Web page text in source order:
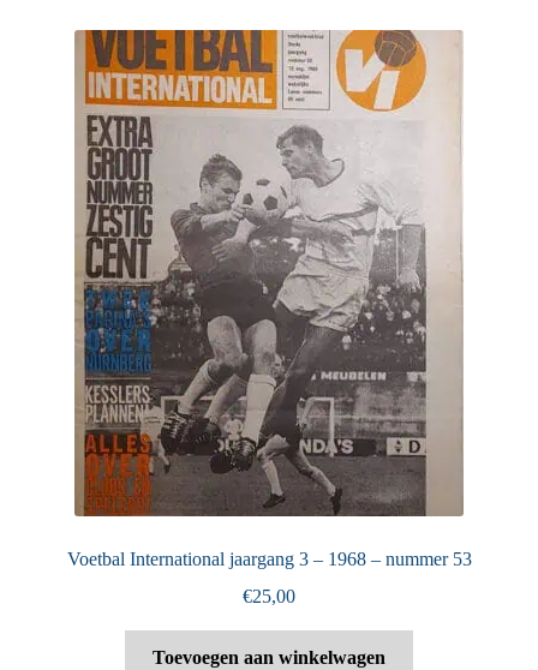
Voetbal International jaargang 3 – 1968 – nummer 53
€25,00
Toevoegen aan winkelwagen